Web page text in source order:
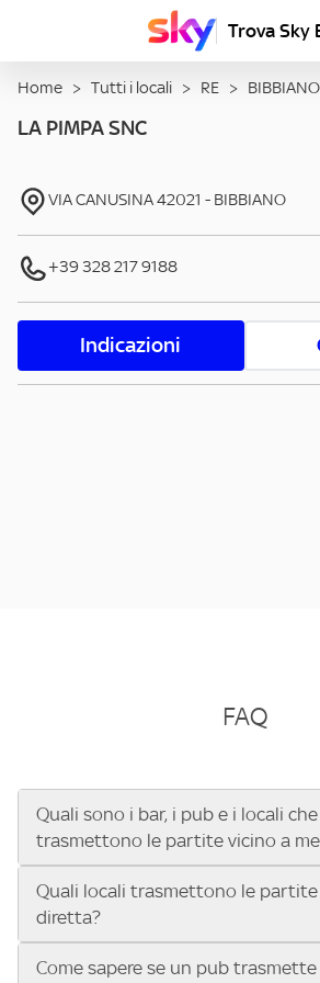
Trova Sky
Home > Tutti i locali > RE > BIBBIANO
LA PIMPA SNC
VIA CANUSINA42021 - BIBBIANO
+39 328 217 9188
Indicazioni
FAQ
Quali sono i bar, i pub e i locali che
trasmettono le partite vicino a
Se cerchi un bar, pub, ristorante o locale
vedere le partite di Serie A ENILIVE, la
UEFA Champions League, la UEFA
Conference League, il Tennis, la Formula
Quali locali trasmettono le partite
diretta?
Vuoi sapere quali bar, pub o ristoranti
Come sapere se un pub